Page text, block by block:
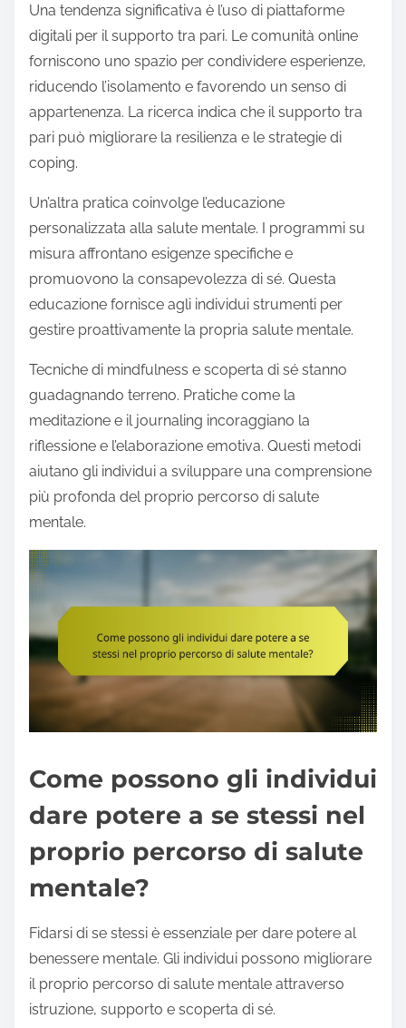
Una tendenza significativa è l’uso di piattaforme
digitali per il supporto tra pari. Le comunità online
forniscono uno spazio per condividere esperienze,
riducendo l’isolamento e favorendo un senso di
appartenenza. La ricerca indica che il supporto tra
pari può migliorare la resilienza e le strategie di
coping.
Un’altra pratica coinvolge l’educazione
personalizzata alla salute mentale. I programmi su
misura affrontano esigenze specifiche e
promuovono la consapevolezza di sé. Questa
educazione fornisce agli individui strumenti per
gestire proattivamente la propria salute mentale.
Tecniche di mindfulness e scoperta di sé stanno
guadagnando terreno. Pratiche come la
meditazione e il journaling incoraggiano la
riflessione e l’elaborazione emotiva. Questi metodi
aiutano gli individui a sviluppare una comprensione
più profonda del proprio percorso di salute
mentale.
Come possono gli individui
dare potere a se stessi nel
proprio percorso di salute
mentale?
Fidarsi di se stessi è essenziale per dare potere al
benessere mentale. Gli individui possono migliorare
il proprio percorso di salute mentale attraverso
istruzione, supporto e scoperta di sé.